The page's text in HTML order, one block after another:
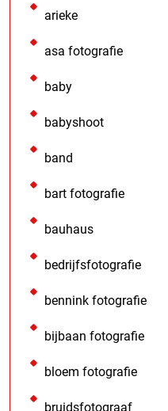
arieke
asa fotografie
baby
babyshoot
band
bart fotografie
bauhaus
bedrijfsfotografie
bennink fotografie
bijbaan fotografie
bloem fotografie
bruidsfotograaf